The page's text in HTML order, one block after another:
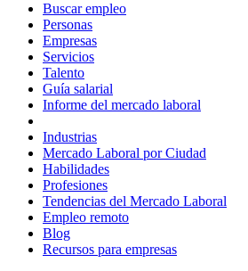
Buscar empleo
Personas
Empresas
Servicios
Talento
Guía salarial
Informe del mercado laboral
Industrias
Mercado Laboral por Ciudad
Habilidades
Profesiones
Tendencias del Mercado Laboral
Empleo remoto
Blog
Recursos para empresas